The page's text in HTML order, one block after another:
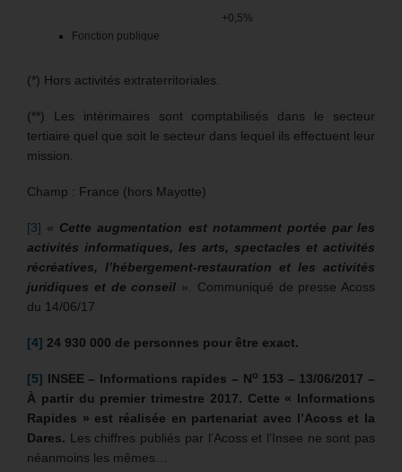
Fonction publique
+0,5%
(*) Hors activités extraterritoriales.
(**) Les intérimaires sont comptabilisés dans le secteur
tertiaire quel que soit le secteur dans lequel ils effectuent leur
mission.
Champ : France (hors Mayotte)
[3] « Cette augmentation est notamment portée par les
activités informatiques, les arts, spectacles et activités
récréatives, l’hébergement-restauration et les activités
juridiques et de conseil ». Communiqué de presse Acoss
du 14/06/17
[4] 24 930 000 de personnes pour être exact.
[5] INSEE – Informations rapides – No 153 – 13/06/2017 –
À partir du premier trimestre 2017. Cette « Informations
Rapides » est réalisée en partenariat avec l’Acoss et la
Dares. Les chiffres publiés par l’Acoss et l’Insee ne sont pas
néanmoins les mêmes…